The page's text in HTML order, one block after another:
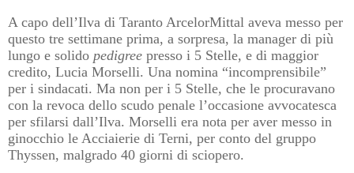
A capo dell’Ilva di Taranto ArcelorMittal aveva messo per
questo tre settimane prima, a sorpresa, la manager di più
lungo e solido pedigree presso i 5 Stelle, e di maggior
credito, Lucia Morselli. Una nomina “incomprensibile”
per i sindacati. Ma non per i 5 Stelle, che le procuravano
con la revoca dello scudo penale l’occasione avvocatesca
per sfilarsi dall’Ilva. Morselli era nota per aver messo in
ginocchio le Acciaierie di Terni, per conto del gruppo
Thyssen, malgrado 40 giorni di sciopero.